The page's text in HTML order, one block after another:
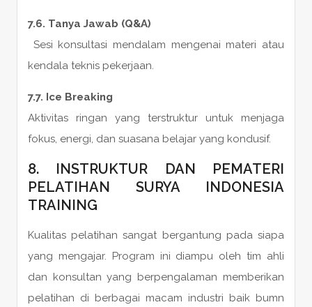
7.6. Tanya Jawab (Q&A)
Sesi konsultasi mendalam mengenai materi atau
kendala teknis pekerjaan.
7.7. Ice Breaking
Aktivitas ringan yang terstruktur untuk menjaga
fokus, energi, dan suasana belajar yang kondusif.
8. INSTRUKTUR DAN PEMATERI
PELATIHAN SURYA INDONESIA
TRAINING
Kualitas pelatihan sangat bergantung pada siapa
yang mengajar. Program ini diampu oleh tim ahli
dan konsultan yang berpengalaman memberikan
pelatihan di berbagai macam industri baik bumn